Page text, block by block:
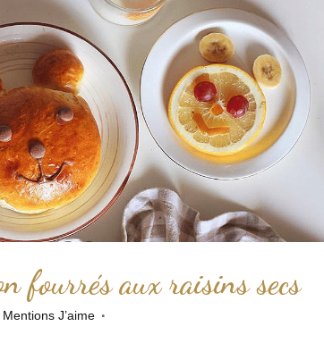
fourrés aux raisins secs
Mentions J’aime